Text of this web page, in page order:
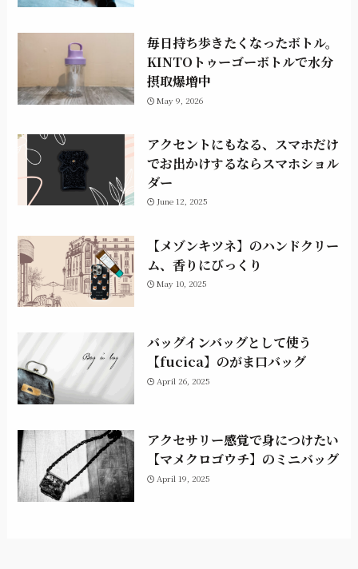
毎日持ち歩きたくなったボトル。
KINTOトゥーゴーボトルで水分
摂取爆増中
May 9, 2026
アクセントにもなる、スマホだけ
でお出かけするならスマホショル
ダー
June 12, 2025
【メゾンキツネ】のハンドクリー
ム、香りにびっくり
May 10, 2025
バッグインバッグとして使う
【fucica】のがま口バッグ
April 26, 2025
アクセサリー感覚で身につけたい
【マメクロゴウチ】のミニバッグ
April 19, 2025